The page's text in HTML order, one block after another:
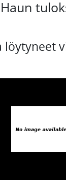
Haun
löytyneet